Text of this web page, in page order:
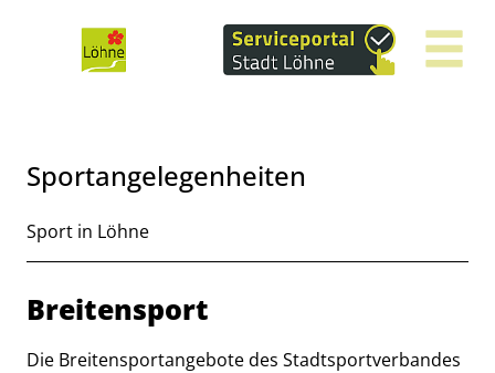
Zum Hauptinhalt springen
Sportangelegenheiten
Kurzbeschreibung
Sport in Löhne
Beschreibung
Breitensport
Die Breitensportangebote des Stadtsportverbandes